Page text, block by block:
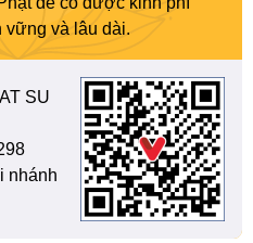
vững và lâu dài.
SU
nhánh